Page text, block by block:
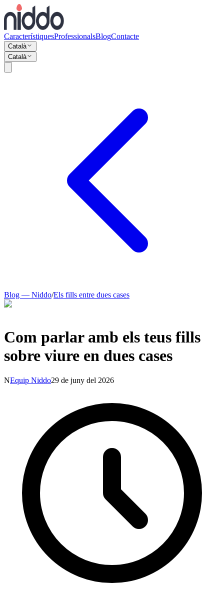
CaracterístiquesProfessionalsBlogContacte
Català
Català
Blog — Niddo/Els fills entre dues cases
Com parlar amb els teus fills
sobre viure en dues cases
NEquip Niddo29 de juny del 2026